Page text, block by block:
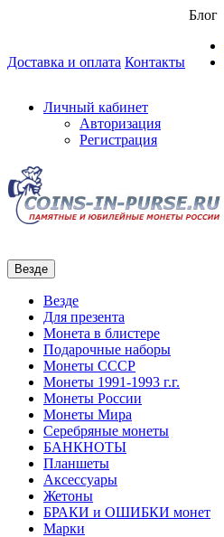
Доставка и оплата Контакты
Блог
Личный кабинет
Авторизация
Регистрация
Везде
Везде
Для презента
Монета в блистере
Подарочные наборы
Монеты СССР
Монеты 1991-1993 г.г.
Монеты России
Монеты Мира
Серебряные монеты
БАНКНОТЫ
Планшеты
Аксессуары
Жетоны
БРАКИ и ОШИБКИ монет
Марки